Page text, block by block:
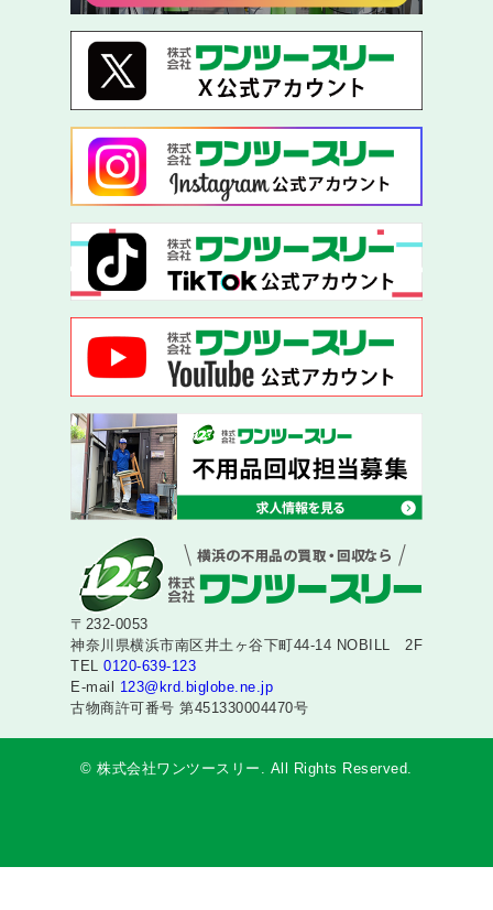
〒232-0053
神奈川県横浜市南区井土ヶ谷下町44-14 NOBILL 2F
TEL 0120-639-123
E-mail 123@krd.biglobe.ne.jp
古物商許可番号 第451330004470号
© 株式会社ワンツースリー. All Rights Reserved.